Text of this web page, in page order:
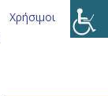
Χρήσιμοι